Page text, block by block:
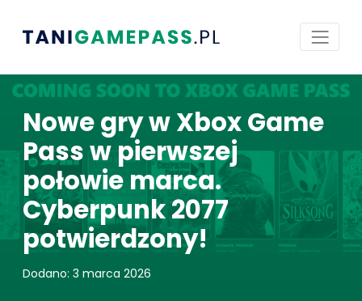
Nowe gry w Xbox Game
Pass w pierwszej
połowie marca.
Cyberpunk 2077
potwierdzony!
Dodano: 3 marca 2026